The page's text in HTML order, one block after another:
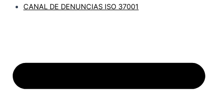
CANAL DE DENUNCIAS ISO 37001